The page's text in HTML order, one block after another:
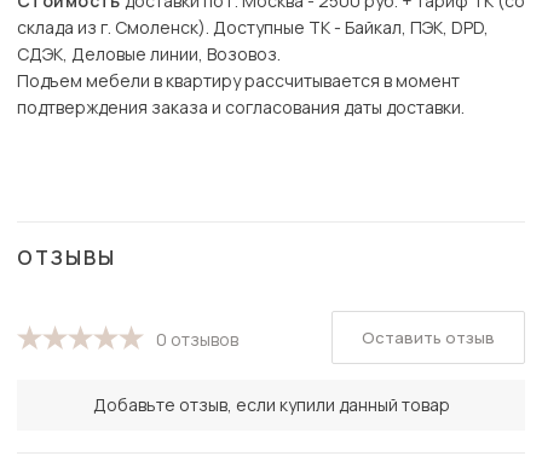
склада из г. Смоленск). Доступные ТК - Байкал, ПЭК, DPD,
СДЭК, Деловые линии, Возовоз.
Подъем мебели в квартиру рассчитывается в момент
подтверждения заказа и согласования даты доставки.
ОТЗЫВЫ
0 отзывов
Добавьте отзыв, если купили данный товар
Оставить отзыв